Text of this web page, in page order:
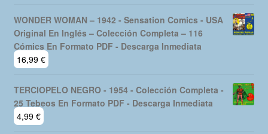
29,99€
WONDER WOMAN – 1942 - Sensation Comics - USA
Original En Inglés – Colección Completa – 116
16,99€
TERCIOPELO NEGRO - 1954 - Colección Completa -